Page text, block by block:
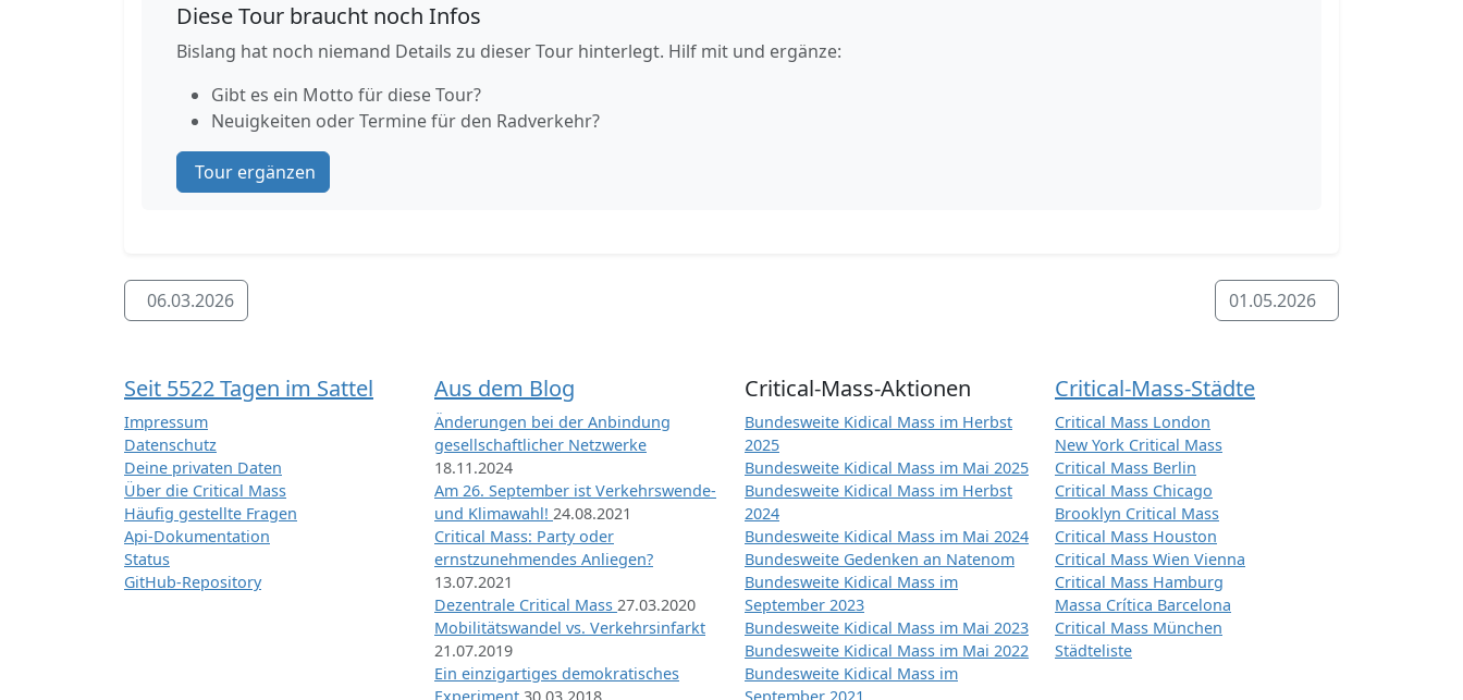
Diese Tour braucht noch Infos
Bislang hat noch niemand Details zu dieser Tour hinterlegt. Hilf mit und ergänze:
Gibt es ein Motto für diese Tour?
Neuigkeiten oder Termine für den Radverkehr?
Tour ergänzen
06.03.2026 01.05.2026
Seit 5522 Tagen im Sattel
Impressum
Datenschutz
Deine privaten Daten
Über die Critical Mass
Häufig gestellte Fragen
Api-Dokumentation
Status
GitHub-Repository
Aus dem Blog
Änderungen bei der Anbindung
gesellschaftlicher Netzwerke
18.11.2024
Am 26. September ist Verkehrswende-
und Klimawahl! 24.08.2021
Critical Mass: Party oder
ernstzunehmendes Anliegen?
13.07.2021
Dezentrale Critical Mass 27.03.2020
Mobilitätswandel vs. Verkehrsinfarkt
21.07.2019
Ein einzigartiges demokratisches
Critical-Mass-Aktionen
Bundesweite Kidical Mass im Herbst
2025
Bundesweite Kidical Mass im Mai 2025
Bundesweite Kidical Mass im Herbst
2024
Bundesweite Kidical Mass im Mai 2024
Bundesweite Gedenken an Natenom
Bundesweite Kidical Mass im
September 2023
Bundesweite Kidical Mass im Mai 2023
Bundesweite Kidical Mass im Mai 2022
Bundesweite Kidical Mass im
Critical-Mass-Städte
Critical Mass London
New York Critical Mass
Critical Mass Berlin
Critical Mass Chicago
Brooklyn Critical Mass
Critical Mass Houston
Critical Mass Wien Vienna
Critical Mass Hamburg
Massa Crítica Barcelona
Critical Mass München
Städteliste